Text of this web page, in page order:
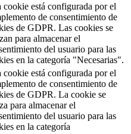
cookie está configurada por el
de consentimiento de
de GDPR. Las cookies se
para almacenar el
del usuario para las
en la categoría "Necesarias".
cookie está configurada por el
de consentimiento de
de GDPR. La cookie se
para almacenar el
del usuario para las
en la categoría